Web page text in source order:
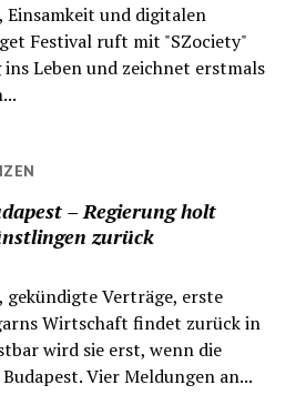
Einsamkeit und digitalen
Festival ruft mit "SZociety"
ins Leben und zeichnet erstmals
– Regierung holt
zurück
Verträge, erste
Wirtschaft findet zurück in
wird sie erst, wenn die
Vier Meldungen an...